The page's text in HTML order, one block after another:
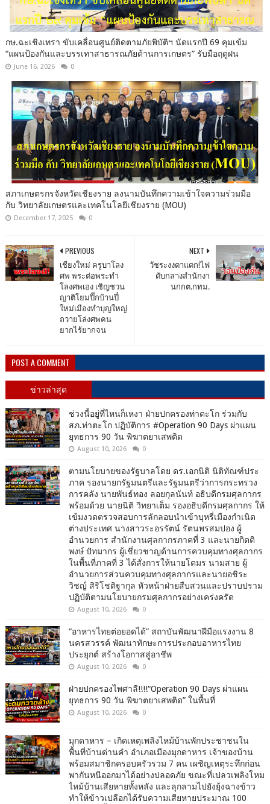
กษ.ฉะเชิงเทรา ขับเคลื่อนศูนย์ติดตามภัยพิบัติฯ นัดแรกปี 69 คุมเข้ม
“แผนป้องกันและบรรเทาสาธารณภัยด้านการเกษตร” รับมือฤดูฝน
June 16, 2026 0
สภาเกษตรกรจังหวัดเชียงราย ลงนามบันทึกความเข้าใจความร่วมมือ
กับ วิทยาลัยเกษตรและเทคโนโลยีเชียงราย (MOU)
December 17, 2025 0
NEXT
วัชระงงตาแตก!ไฟ
ดับกลางสำนักงา
นกกต.กทม.
PREVIOUS
เชียงใหม่ ครูบาโลง
ศพ พระต่อพระทำ
โลงศพเอง เชิญชวน
ญาติโยมปิ๊กบ้านปี๋
ใหม่เมืองทำบุญใหญ่
ถวายโล่งศพคน
ยากไร้ยากจน
POST A COMMENT
ข่าวล่าสุด
ช่วงนี้อยู่ที่ไหนก็เหงา ฝ่ายปกครองท่าตะโก ร่วมกับ
สภ.ท่าตะโก ปฏิบัติการ #Operation 90 Days ผ่าแผน
ยุทธการ 90 วัน พิฆาตยาเสพติด
August 10, 2026 0
ตามนโยบายของรัฐบาลโดย ดร.เอกนิติ นิติทัณฑ์ประ
ภาค รองนายกรัฐมนตรีและรัฐมนตรีว่าการกระทรวง
การคลัง นายพันธ์ทอง ลอยกุลนันท์ อธิบดีกรมศุลกากร
พร้อมด้วย นายนิติ วิทยาเต็ม รองอธิบดีกรมศุลกากร ให้
เข้มงวดตรวจสอบการลักลอบนำเข้าบุหรี่เมืองกำเนิด
ต่างประเทศ นางสาวระอรรัตน์ รัตนพรสมปอง ผู้
อำนวยการ สำนักงานศุลกากรภาคที่ 3 และนายกิตติ
พงษ์ ปัทมากร ผู้เชี่ยวชาญด้านการควบคุมทางศุลกากร
ในพื้นที่ภาคที่ 3 ได้สั่งการให้นายโตมร นามสาย ผู้
อำนวยการส่วนควบคุมทางศุลกากรและนายอชิระ
วิชญ์ สิริโชติฐากุล หัวหน้าฝ่ายสืบสวนและปราบปราม
ปฏิบัติตามนโยบายกรมศุลกากรอย่างเคร่งครัด
August 10, 2026 0
“อาหารไทยต่อยอดได้” สถาบันพัฒนาฝีมือแรงงาน 8
นครสวรรค์ พัฒนาทักษะการประกอบอาหารไทย
ประยุกต์ สร้างโอกาสสู่อาชีพ
August 10, 2026 0
ฝ่ายปกครองไพศาลี!!!!“Operation 90 Days ผ่าแผน
ยุทธการ 90 วัน พิฆาตยาเสพติด” ในพื้นที่
August 10, 2026 0
มุกดาหาร – เกิดเหตุเพลิงไหม้บ้านพักประชาชนใน
พื้นที่บ้านด่านคำ อำเภอเมืองมุกดาหาร เจ้าของบ้าน
พร้อมสมาชิกครอบครัวรวม 7 คน เผชิญเหตุระทึกก่อน
พากันหนีออกมาได้อย่างปลอดภัย ขณะที่เปลวเพลิงโหม
ไหม้บ้านเสียหายทั้งหลัง และลุกลามไปยังยุ้งฉางข้าว
ทำให้ข้าวเปลือกได้รับความเสียหายประมาณ 100